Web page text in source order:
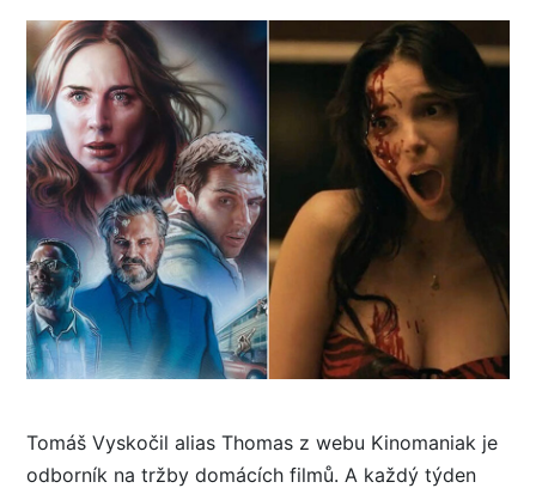
Tomáš Vyskočil alias Thomas z webu Kinomaniak je
odborník na tržby domácích filmů. A každý týden